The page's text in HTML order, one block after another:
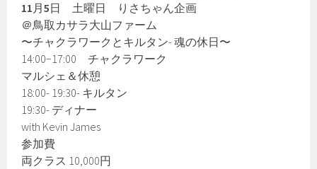
11月5日 土曜日 りさちゃん企画
＠鳥取カサラ大山ファーム
〜チャクラワークとキルタン- 魂の休日〜
14:00−17:00 チャクラワーク
マルシェ＆休憩
18:00- 19:30- キルタン
19:30- ディナー
with Kevin James
参加費
両クラス 10,000円